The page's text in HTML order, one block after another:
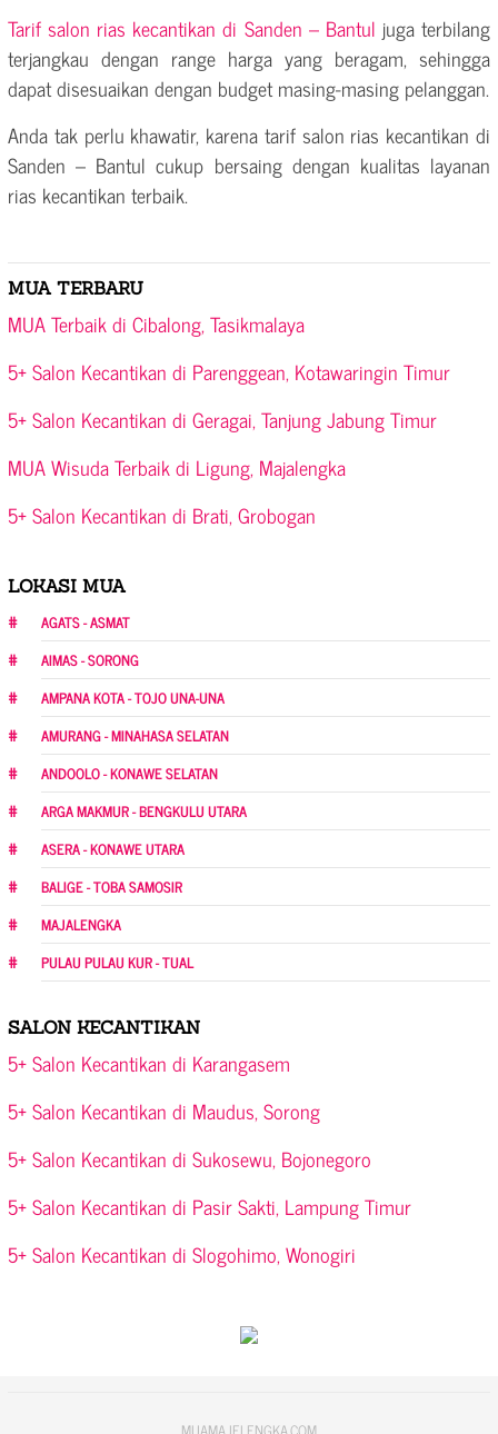
Tarif salon rias kecantikan di Sanden – Bantul juga terbilang
terjangkau dengan range harga yang beragam, sehingga
dapat disesuaikan dengan budget masing-masing pelanggan.
Anda tak perlu khawatir, karena tarif salon rias kecantikan di
Sanden – Bantul cukup bersaing dengan kualitas layanan
rias kecantikan terbaik.
MUA TERBARU
MUA Terbaik di Cibalong, Tasikmalaya
5+ Salon Kecantikan di Parenggean, Kotawaringin Timur
5+ Salon Kecantikan di Geragai, Tanjung Jabung Timur
MUA Wisuda Terbaik di Ligung, Majalengka
5+ Salon Kecantikan di Brati, Grobogan
LOKASI MUA
AGATS - ASMAT
AIMAS - SORONG
AMPANA KOTA - TOJO UNA-UNA
AMURANG - MINAHASA SELATAN
ANDOOLO - KONAWE SELATAN
ARGA MAKMUR - BENGKULU UTARA
ASERA - KONAWE UTARA
BALIGE - TOBA SAMOSIR
MAJALENGKA
PULAU PULAU KUR - TUAL
SALON KECANTIKAN
5+ Salon Kecantikan di Karangasem
5+ Salon Kecantikan di Maudus, Sorong
5+ Salon Kecantikan di Sukosewu, Bojonegoro
5+ Salon Kecantikan di Pasir Sakti, Lampung Timur
5+ Salon Kecantikan di Slogohimo, Wonogiri